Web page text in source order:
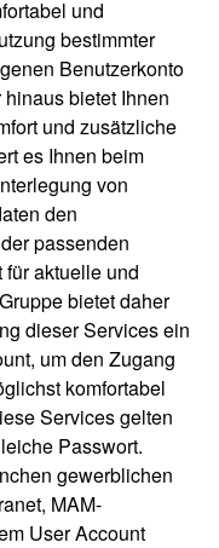
und
bestimmter
Benutzerkonto
bietet Ihnen
und zusätzliche
es Ihnen beim
von
den
passenden
aktuelle und
bietet daher
dieser Services ein
um den Zugang
komfortabel
Services gelten
Passwort.
gewerblichen
MAM-
User Account